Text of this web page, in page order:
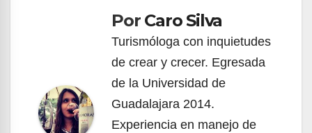
entradasPor Caro Silva
Turismóloga con inquietudes
de crear y crecer. Egresada
de la Universidad de
Guadalajara 2014.
Experiencia en manejo de